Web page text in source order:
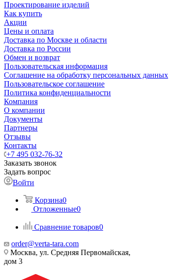
Проектирование изделий
Как купить
Акции
Цены и оплата
Доставка по Москве и области
Доставка по России
Обмен и возврат
Пользовательская информация
Соглашение на обработку персональных данных
Пользовательское соглашение
Политика конфиденциальности
Компания
О компании
Документы
Партнеры
Отзывы
Контакты
+7 495 032-76-32
Заказать звонок
Задать вопрос
Войти
Корзина0
Отложенные0
Сравнение товаров0
order@verta-tara.com
Москва, ул. Средняя Первомайская,
дом 3